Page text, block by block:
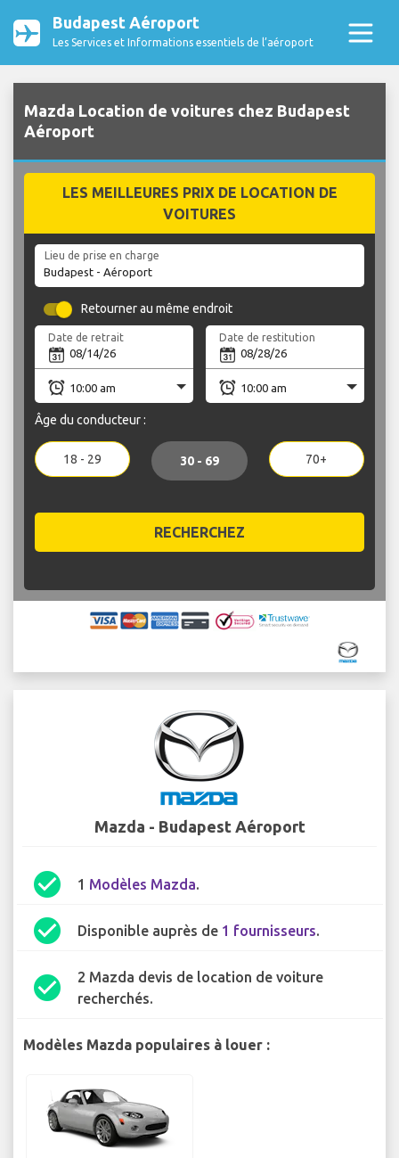
Budapest Aéroport
Les Services et Informations essentiels de l’aéroport
Mazda Location de voitures chez Budapest
Aéroport
LES MEILLEURES PRIX DE LOCATION DE
VOITURES
Lieu de prise en charge
Retourner au même endroit
Date de retrait Date de restitution
Âge du conducteur :
18 - 29 30 - 69 70+
RECHERCHEZ
Mazda - Budapest Aéroport
check_circle 1 Modèles Mazda.
check_circle Disponible auprès de 1 fournisseurs.
check_circle
2 Mazda devis de location de voiture
recherchés.
Modèles Mazda populaires à louer :